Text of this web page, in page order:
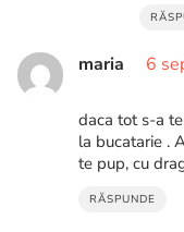
maria 6
daca tot s-a
la bucatarie .
te pup, cu
RĂSPUNDE